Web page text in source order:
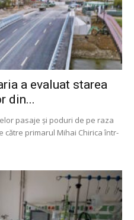
a evaluat starea
din...
pasaje și poduri de pe raza
către primarul Mihai Chirica într-